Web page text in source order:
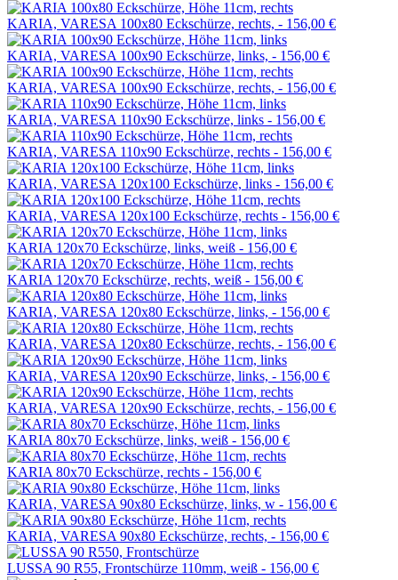
KARIA, VARESA 100x80 Eckschürze, rechts, - 156,00 €
KARIA, VARESA 100x90 Eckschürze, links, - 156,00 €
KARIA, VARESA 100x90 Eckschürze, rechts, - 156,00 €
KARIA, VARESA 110x90 Eckschürze, links - 156,00 €
KARIA, VARESA 110x90 Eckschürze, rechts - 156,00 €
KARIA, VARESA 120x100 Eckschürze, links - 156,00 €
KARIA, VARESA 120x100 Eckschürze, rechts - 156,00 €
KARIA 120x70 Eckschürze, links, weiß - 156,00 €
KARIA 120x70 Eckschürze, rechts, weiß - 156,00 €
KARIA, VARESA 120x80 Eckschürze, links, - 156,00 €
KARIA, VARESA 120x80 Eckschürze, rechts, - 156,00 €
KARIA, VARESA 120x90 Eckschürze, links, - 156,00 €
KARIA, VARESA 120x90 Eckschürze, rechts, - 156,00 €
KARIA 80x70 Eckschürze, links, weiß - 156,00 €
KARIA 80x70 Eckschürze, rechts - 156,00 €
KARIA, VARESA 90x80 Eckschürze, links, w - 156,00 €
KARIA, VARESA 90x80 Eckschürze, rechts, - 156,00 €
LUSSA 90 R55, Frontschürze 110mm, weiß - 156,00 €